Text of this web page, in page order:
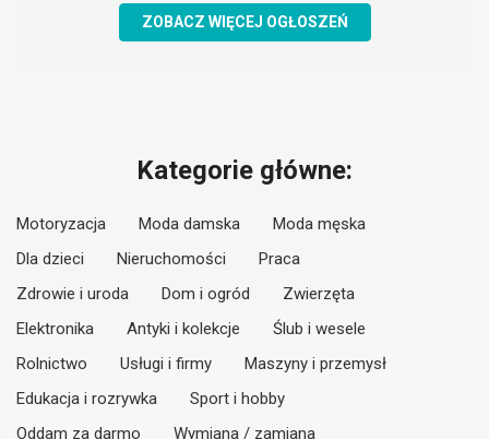
ZOBACZ WIĘCEJ OGŁOSZEŃ
Kategorie główne:
Motoryzacja Moda damska
Moda męska
Dla dzieci
Nieruchomości
Praca
Zdrowie i uroda
Dom i ogród
Zwierzęta
Elektronika
Antyki i kolekcje
Ślub i wesele
Rolnictwo
Usługi i firmy
Maszyny i przemysł
Edukacja i rozrywka
Sport i hobby
Oddam za darmo
Wymiana / zamiana